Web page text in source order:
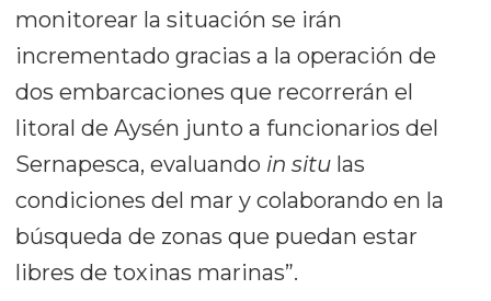
monitorear la situación se irán
incrementado gracias a la operación de
dos embarcaciones que recorrerán el
litoral de Aysén junto a funcionarios del
Sernapesca, evaluando in situlas
condiciones del mar y colaborando en la
búsqueda de zonas que puedan estar
libres de toxinas marinas”.